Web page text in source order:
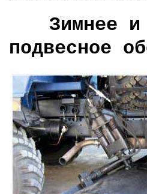
Зимнее и
подвесное